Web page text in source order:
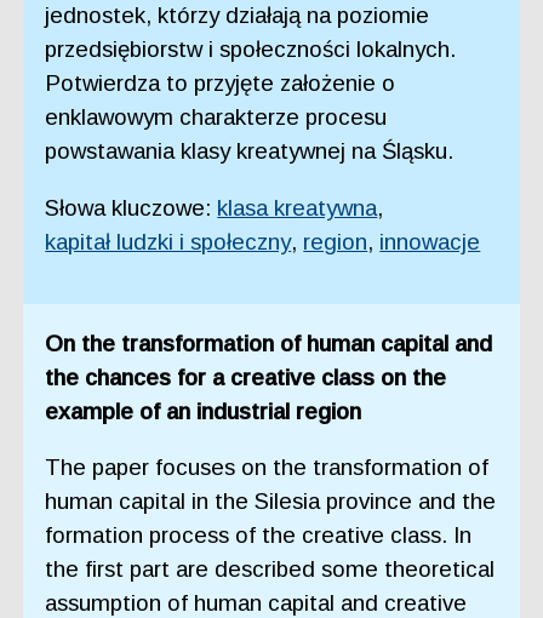
jednostek, którzy działają na poziomie
przedsiębiorstw i społeczności lokalnych.
Potwierdza to przyjęte założenie o
enklawowym charakterze procesu
powstawania klasy kreatywnej na Śląsku.
Słowa kluczowe: klasa kreatywna,
kapitał ludzki i społeczny, region, innowacje
On the transformation of human capital and
the chances for a creative class on the
example of an industrial region
The paper focuses on the transformation of
human capital in the Silesia province and the
formation process of the creative class. In
the first part are described some theoretical
assumption of human capital and creative